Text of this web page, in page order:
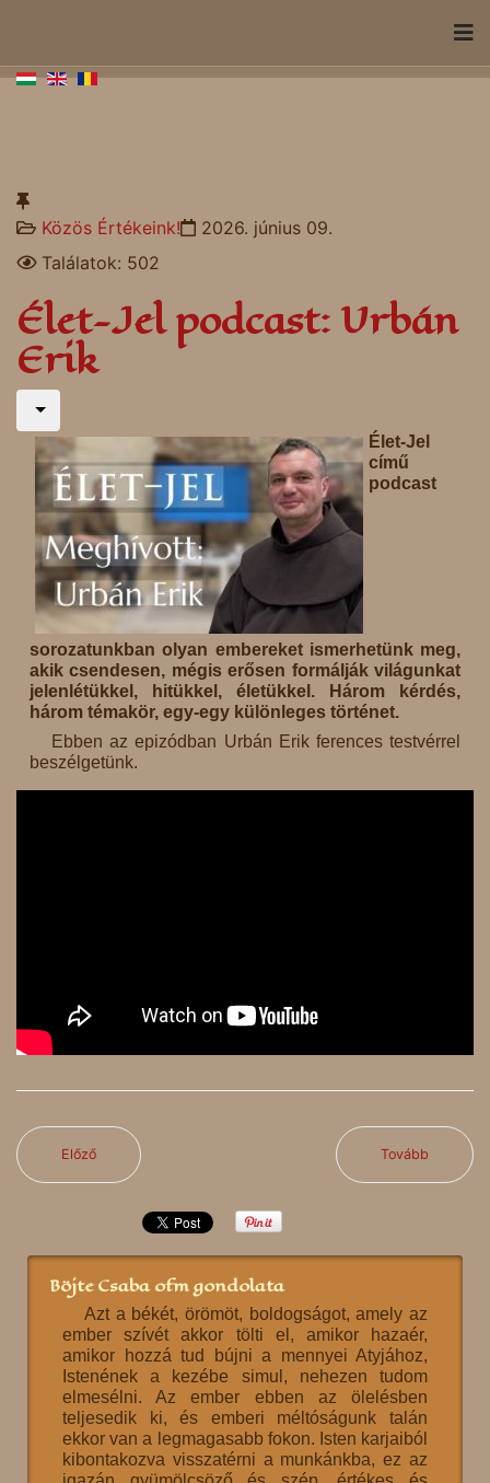
Közös Értékeink!
2026. június 09.
Találatok: 502
Élet-Jel podcast: Urbán
Erik
Élet-Jel
című
podcast
sorozatunkban olyan embereket ismerhetünk meg,
akik csendesen, mégis erősen formálják világunkat
jelenlétükkel, hitükkel, életükkel. Három kérdés,
három témakör, egy-egy különleges történet.
Ebben az epizódban Urbán Erik ferences testvérrel
beszélgetünk.
Előző Tovább
Böjte Csaba ofm gondolata
Azt a békét, örömöt, boldogságot, amely az
ember szívét akkor tölti el, amikor hazaér,
amikor hozzá tud bújni a mennyei Atyjához,
Istenének a kezébe simul, nehezen tudom
elmesélni. Az ember ebben az ölelésben
teljesedik ki, és emberi méltóságunk talán
ekkor van a legmagasabb fokon. Isten karjaiból
kibontakozva visszatérni a munkánkba, ez az